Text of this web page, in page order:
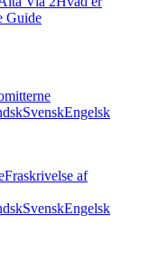
Guide
SvenskEngelsk
Fraskrivelse af
SvenskEngelsk